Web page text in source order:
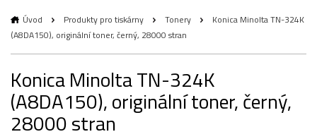
Úvod Produkty pro tiskárny Tonery
Konica Minolta TN-324K
(A8DA150), originální toner, černý, 28000 stran
Konica Minolta TN-324K
(A8DA150), originální toner, černý,
28000 stran